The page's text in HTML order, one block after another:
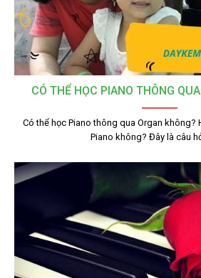
CÓ THỂ HỌC PIANO THÔNG
Có thể học Piano thông qua Organ không?
Piano không? Đây là câu